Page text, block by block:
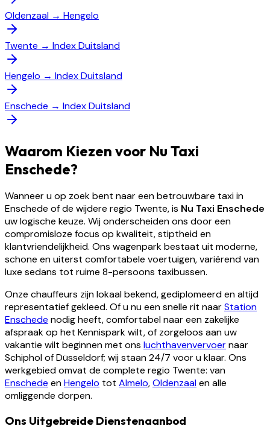
Oldenzaal → Hengelo
Twente → Index Duitsland
Hengelo → Index Duitsland
Enschede → Index Duitsland
Waarom Kiezen voor Nu Taxi
Enschede?
Wanneer u op zoek bent naar een betrouwbare taxi in
Enschede of de wijdere regio Twente, is Nu Taxi Enschede
uw logische keuze. Wij onderscheiden ons door een
compromisloze focus op kwaliteit, stiptheid en
klantvriendelijkheid. Ons wagenpark bestaat uit moderne,
schone en uiterst comfortabele voertuigen, variërend van
luxe sedans tot ruime 8-persoons taxibussen.
Onze chauffeurs zijn lokaal bekend, gediplomeerd en altijd
representatief gekleed. Of u nu een snelle rit naarStation
Enschede nodig heeft, comfortabel naar een zakelijke
afspraak op het Kennispark wilt, of zorgeloos aan uw
vakantie wilt beginnen met ons luchthavenvervoernaar
Schiphol of Düsseldorf; wij staan 24/7 voor u klaar. Ons
werkgebied omvat de complete regio Twente: van
Enschede enHengelo tot Almelo,Oldenzaalen alle
omliggende dorpen.
Ons Uitgebreide Dienstenaanbod